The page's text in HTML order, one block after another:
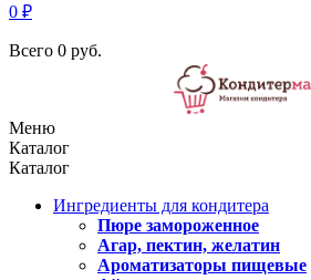
0 ₽
Всего 0 руб.
Меню
Каталог
Каталог
Ингредиенты для кондитера
Пюре замороженное
Агар, пектин, желатин
Ароматизаторы пищевые